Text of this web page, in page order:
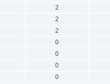
2
2
2
0
0
0
0